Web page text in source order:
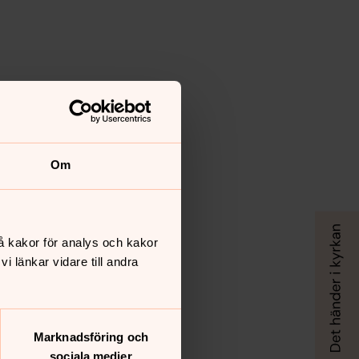
Om
kakor för analys och kakor
länkar vidare till andra
Marknadsföring och
sociala medier